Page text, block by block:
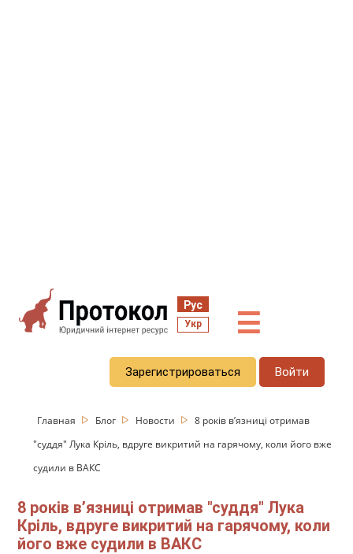
Рус
Укр ☰
Зарегистрироваться Войти
Главная Блог Новости
8 років вʼязниці отримав
"суддя" Лука Кріль, вдруге викритий на гарячому, коли його вже
судили в ВАКС
8 років вʼязниці отримав "суддя" Лука
Кріль, вдруге викритий на гарячому, коли
його вже судили в ВАКС